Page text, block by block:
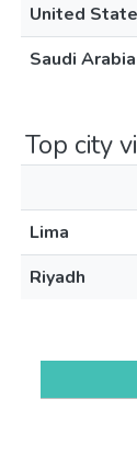
United
Saudi Arabia
Top city
Lima
Riyadh